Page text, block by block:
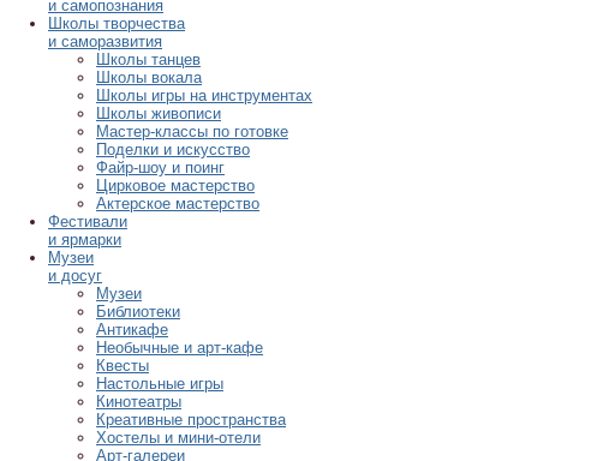
и самопознания
Школы творчества
и саморазвития
Школы танцев
Школы вокала
Школы игры на инструментах
Школы живописи
Мастер-классы по готовке
Поделки и искусство
Файр-шоу и поинг
Цирковое мастерство
Актерское мастерство
Фестивали
и ярмарки
Музеи
и досуг
Музеи
Библиотеки
Антикафе
Необычные и арт-кафе
Квесты
Настольные игры
Кинотеатры
Креативные пространства
Хостелы и мини-отели
Арт-галереи